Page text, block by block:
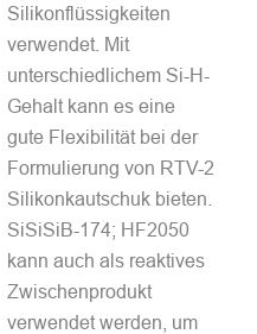
Silikonflüssigkeiten
verwendet. Mit
unterschiedlichem Si-H-
Gehalt kann es eine
gute Flexibilität bei der
Formulierung von RTV-2
Silikonkautschuk bieten.
SiSiSiB-174; HF2050
kann auch als reaktives
Zwischenprodukt
verwendet werden, um